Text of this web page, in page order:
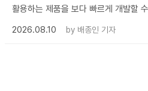
활용하는 제품을 보다 빠르게 개발할
2026.08.10
by 배종인 기자